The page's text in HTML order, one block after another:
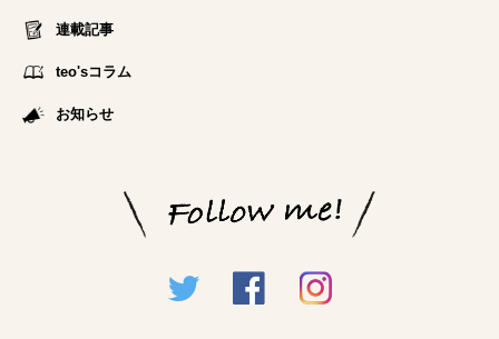
連載記事
teo'sコラム
お知らせ